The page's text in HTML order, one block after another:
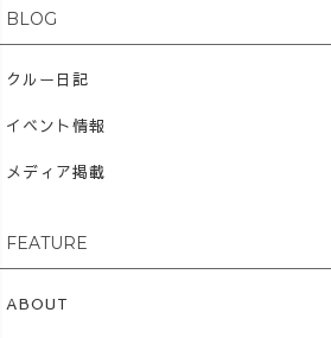
BLOG
クルー日記
イベント情報
メディア掲載
FEATURE
ABOUT